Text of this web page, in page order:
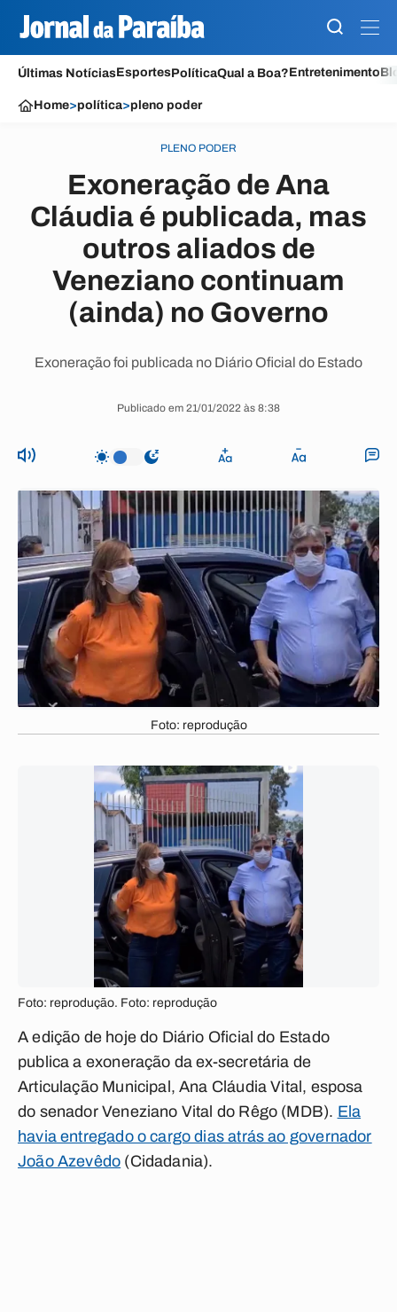
Últimas NotíciasEsportesPolíticaQual a Boa?Entretenimento
Home>política>pleno poder
PLENO PODER
Exoneração de Ana
Cláudia é publicada, mas
outros aliados de
Veneziano continuam
(ainda) no Governo
Exoneração foi publicada no Diário Oficial do Estado
Publicado em 21/01/2022 às 8:38
Foto: reprodução
Foto: reprodução. Foto: reprodução
A edição de hoje do Diário Oficial do Estado
publica a exoneração da ex-secretária de
Articulação Municipal, Ana Cláudia Vital, esposa
do senador Veneziano Vital do Rêgo (MDB). Ela
havia entregado o cargo dias atrás ao governador
João Azevêdo (Cidadania).